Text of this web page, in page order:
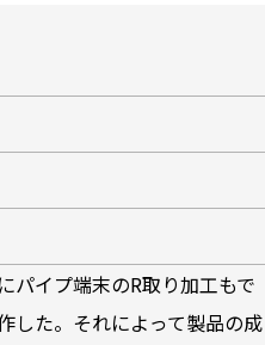
パイプ端末のR取り加工もで
した。それによって製品の成